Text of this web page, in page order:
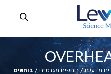
מדעיים/בוחשים מגנטיים / בוחשים